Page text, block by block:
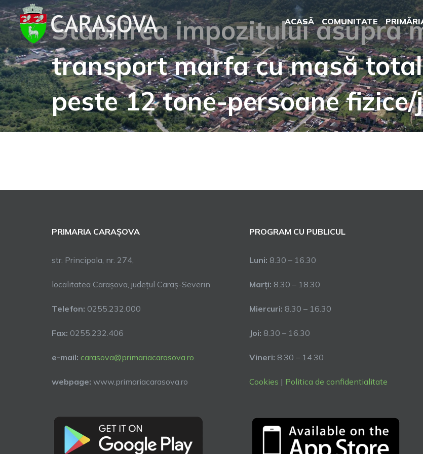
Skip
to
content
ACASĂ COMUNITATE
Stabilirea impozitului asupra
transport marfa cu masă
peste 12 tone-persoane
PRIMARIA CARAȘOVA
str. Principala, nr. 274,
localitatea Carașova, județul Caraș-Severin
Telefon: 0255.232.000
Fax: 0255.232.406
e-mail: carasova@primariacarasova.ro.
webpage: www.primariacarasova.ro
PROGRAM CU PUBLICUL
Luni: 8.30 – 16.30
Marți: 8.30 – 18.30
Miercuri: 8.30 – 16.30
Joi: 8.30 – 16.30
Vineri: 8.30 – 14.30
Cookies | Politica de confidentialitate